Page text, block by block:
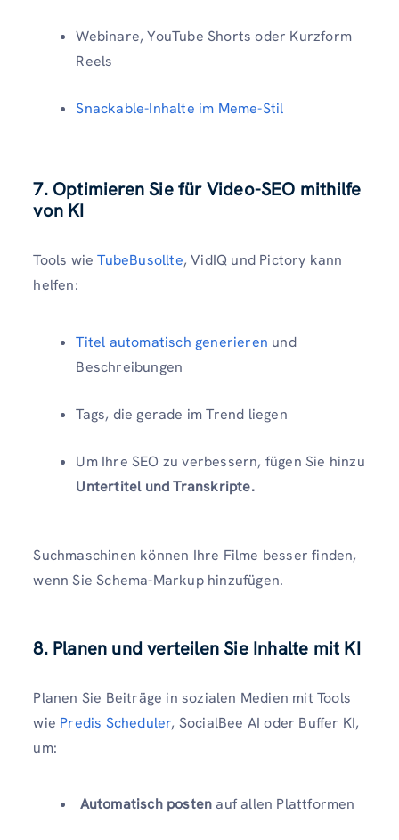
Webinare, YouTube Shorts oder Kurzform
Reels
Snackable-Inhalte im Meme-Stil
7. Optimieren Sie für Video-SEO mithilfe
von KI
Tools wieTubeBusollte, VidIQ und Pictory kann
helfen:
Titel automatisch generieren und
Beschreibungen
Tags, die gerade im Trend liegen
Um Ihre SEO zu verbessern, fügen Sie hinzu
Untertitel und Transkripte.
Suchmaschinen können Ihre Filme besser finden,
wenn Sie Schema-Markup hinzufügen.
8. Planen und verteilen Sie Inhalte mit KI
Planen Sie Beiträge in sozialen Medien mit Tools
wie Predis Scheduler, SocialBee AI oder Buffer KI,
um:
Automatisch postenauf allen Plattformen